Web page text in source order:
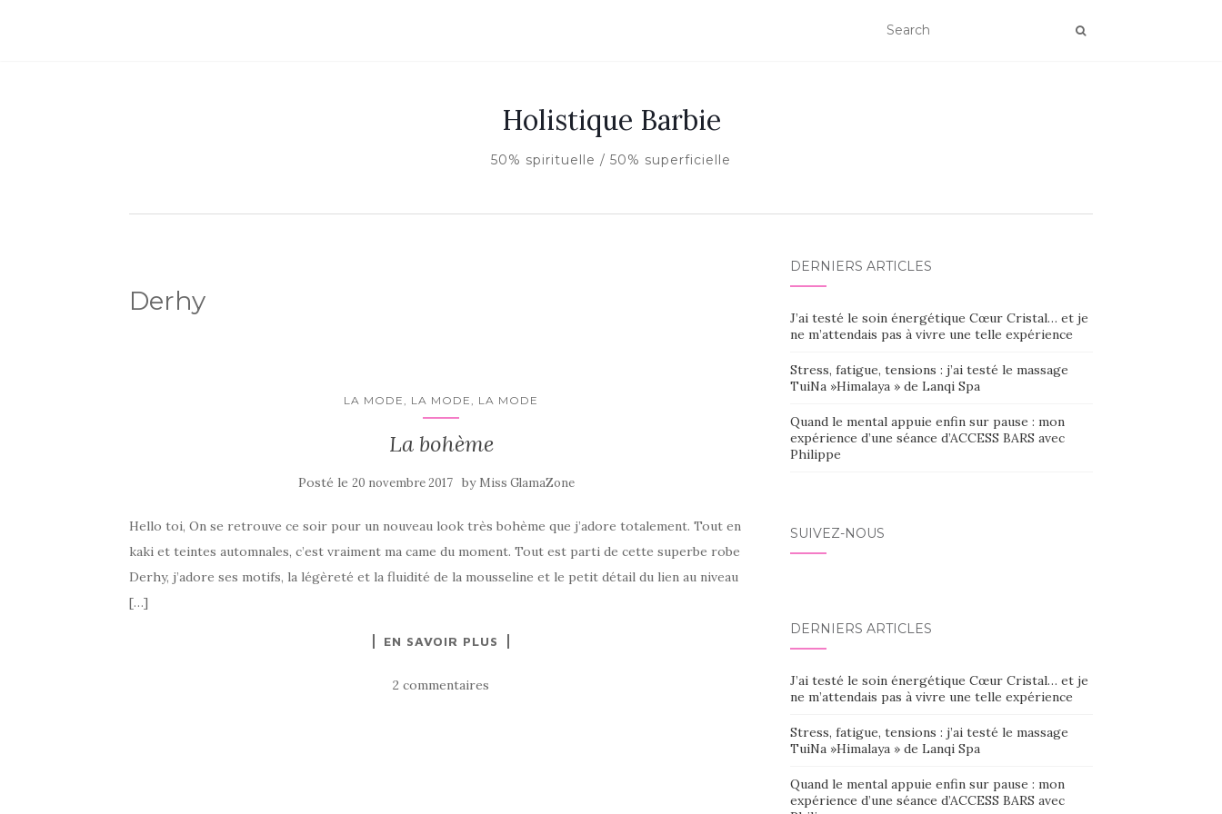
Holistique Barbie
50% spirituelle / 50% superficielle
Derhy
LA MODE, LA MODE, LA MODE
La bohème
Posté le20 novembre 2017 by Miss GlamaZone
Hello toi, On se retrouve ce soir pour un nouveau look très bohème que j’adore totalement. Tout en
kaki et teintes automnales, c’est vraiment ma came du moment. Tout est parti de cette superbe robe
Derhy, j’adore ses motifs, la légèreté et la fluidité de la mousseline et le petit détail du lien au niveau
[…]
EN SAVOIR PLUS
2 commentaires
DERNIERS ARTICLES
J’ai testé le soin énergétique Cœur Cristal… et je
ne m’attendais pas à vivre une telle expérience
Stress, fatigue, tensions : j’ai testé le massage
TuiNa »Himalaya » de Lanqi Spa
Quand le mental appuie enfin sur pause : mon
expérience d’une séance d’ACCESS BARS avec
Philippe
SUIVEZ-NOUS
DERNIERS ARTICLES
J’ai testé le soin énergétique Cœur Cristal… et je
ne m’attendais pas à vivre une telle expérience
Stress, fatigue, tensions : j’ai testé le massage
TuiNa »Himalaya » de Lanqi Spa
Quand le mental appuie enfin sur pause : mon
expérience d’une séance d’ACCESS BARS avec